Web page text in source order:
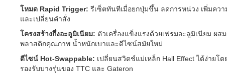
โหมด Rapid Trigger: รีเซ็ตทันทีเมื่อยกปุ่มขึ้น ลดการหน่วง เพิ่มควา
และเปลี่ยนคำสั่ง
โครงสร้างกึ่งอะลูมิเนียม: ตัวเครื่องแข็งแรงด้วยเฟรมอะลูมิเนียม ผส
พลาสติกคุณภาพ น้ำหนักเบาและดีไซน์สมัยใหม่
ดีไซน์ Hot-Swappable: เปลี่ยนสวิตช์แม่เหล็ก Hall Effect ได้ง่ายโด
รองรับบางรุ่นของ TTC และ Gateron